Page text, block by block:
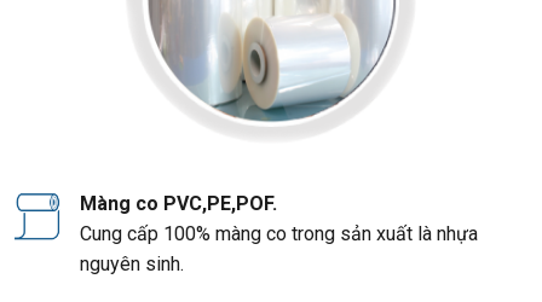
Màng co PVC,PE,POF.
Cung cấp 100% màng co trong sản xuất là nhựa
nguyên sinh.